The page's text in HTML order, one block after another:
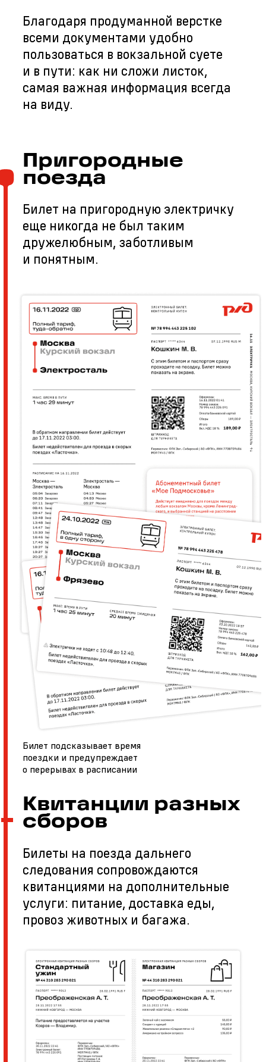
Благодаря продуманной верстке
всеми документами удобно
пользоваться в вокзальной суете
и в пути: как ни сложи листок,
самая важная информация всегда
на виду.
Пригородные
поезда
Билет на пригородную электричку
еще никогда не был таким
дружелюбным, заботливым
и понятным.
Билет подсказывает время
поездки и предупреждает
о перерывах в расписании
Квитанции разных
сборов
Билеты на поезда дальнего
следования сопровождаются
квитанциями на дополнительные
услуги: питание, доставка еды,
провоз животных и багажа.